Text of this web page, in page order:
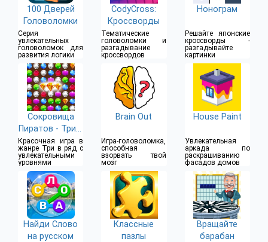
100 Дверей
Головоломки
Серия
увлекательных
головоломок для
развития логики
CodyCross:
Кроссворды
Тематические
головоломки и
разгадывание
кроссвордов
Нонограм
Решайте японские
кроссворды -
разгадывайте
картинки
Сокровища
Пиратов - Три в
Ряд
Красочная игра в
жанре Три в ряд с
увлекательными
уровнями
Brain Out
Игра-головоломка,
способная
взорвать твой
мозг
House Paint
Увлекательная
аркада по
раскрашиванию
фасадов домов
Найди Слово
на русском
Классные
пазлы
Вращайте
барабан